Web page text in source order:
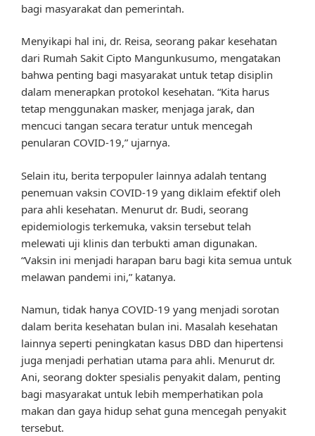
bagi masyarakat dan pemerintah.
Menyikapi hal ini, dr. Reisa, seorang pakar kesehatan
dari Rumah Sakit Cipto Mangunkusumo, mengatakan
bahwa penting bagi masyarakat untuk tetap disiplin
dalam menerapkan protokol kesehatan. “Kita harus
tetap menggunakan masker, menjaga jarak, dan
mencuci tangan secara teratur untuk mencegah
penularan COVID-19,” ujarnya.
Selain itu, berita terpopuler lainnya adalah tentang
penemuan vaksin COVID-19 yang diklaim efektif oleh
para ahli kesehatan. Menurut dr. Budi, seorang
epidemiologis terkemuka, vaksin tersebut telah
melewati uji klinis dan terbukti aman digunakan.
“Vaksin ini menjadi harapan baru bagi kita semua untuk
melawan pandemi ini,” katanya.
Namun, tidak hanya COVID-19 yang menjadi sorotan
dalam berita kesehatan bulan ini. Masalah kesehatan
lainnya seperti peningkatan kasus DBD dan hipertensi
juga menjadi perhatian utama para ahli. Menurut dr.
Ani, seorang dokter spesialis penyakit dalam, penting
bagi masyarakat untuk lebih memperhatikan pola
makan dan gaya hidup sehat guna mencegah penyakit
tersebut.